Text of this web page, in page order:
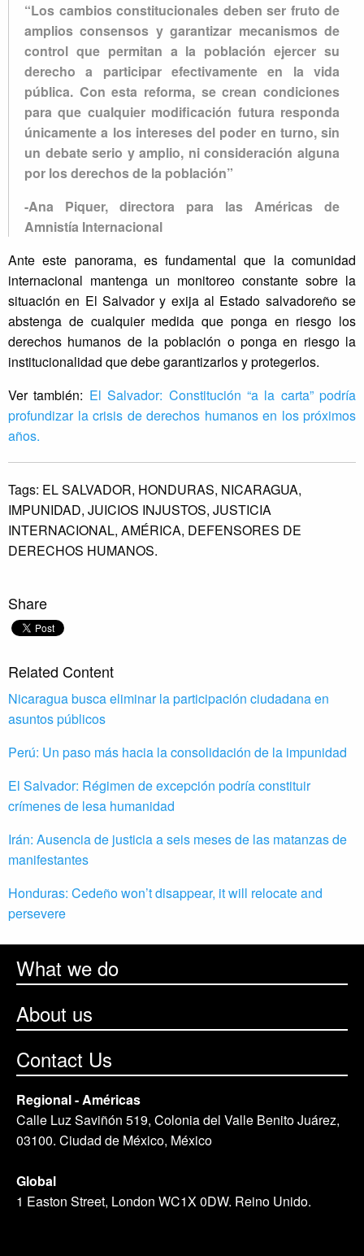
“Los cambios constitucionales deben ser fruto de
amplios consensos y garantizar mecanismos de
control que permitan a la población ejercer su
derecho a participar efectivamente en la vida
pública. Con esta reforma, se crean condiciones
para que cualquier modificación futura responda
únicamente a los intereses del poder en turno, sin
un debate serio y amplio, ni consideración alguna
por los derechos de la población”
-Ana Piquer, directora para las Américas de
Amnistía Internacional
Ante este panorama, es fundamental que la comunidad
internacional mantenga un monitoreo constante sobre la
situación en El Salvador y exija al Estado salvadoreño se
abstenga de cualquier medida que ponga en riesgo los
derechos humanos de la población o ponga en riesgo la
institucionalidad que debe garantizarlos y protegerlos.
Ver también: El Salvador: Constitución “a la carta” podría
profundizar la crisis de derechos humanos en los próximos
años.
Tags: EL SALVADOR, HONDURAS, NICARAGUA,
IMPUNIDAD, JUICIOS INJUSTOS, JUSTICIA
INTERNACIONAL, AMÉRICA, DEFENSORES DE
DERECHOS HUMANOS.
Share
Related Content
Nicaragua busca eliminar la participación ciudadana en
asuntos públicos
Perú: Un paso más hacia la consolidación de la impunidad
El Salvador: Régimen de excepción podría constituir
crímenes de lesa humanidad
Irán: Ausencia de justicia a seis meses de las matanzas de
manifestantes
Honduras: Cedeño won’t disappear, it will relocate and
persevere
What we do
About us
Contact Us
Regional - Américas
Calle Luz Saviñón 519, Colonia del Valle Benito Juárez,
03100. Ciudad de México, México
Global
1 Easton Street, London WC1X 0DW. Reino Unido.